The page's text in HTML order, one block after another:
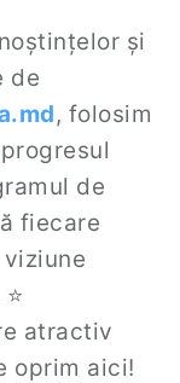
și
de
, folosim
de
fiecare
atractiv
oprim aici!